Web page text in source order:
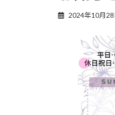
2024年10月28